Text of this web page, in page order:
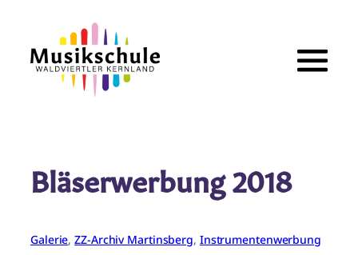
springen
Bläserwerbung 2018
Galerie, ZZ-Archiv Martinsberg, Instrumentenwerbung